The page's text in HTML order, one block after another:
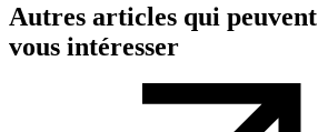
Autres articles qui peuvent
vous intéresser